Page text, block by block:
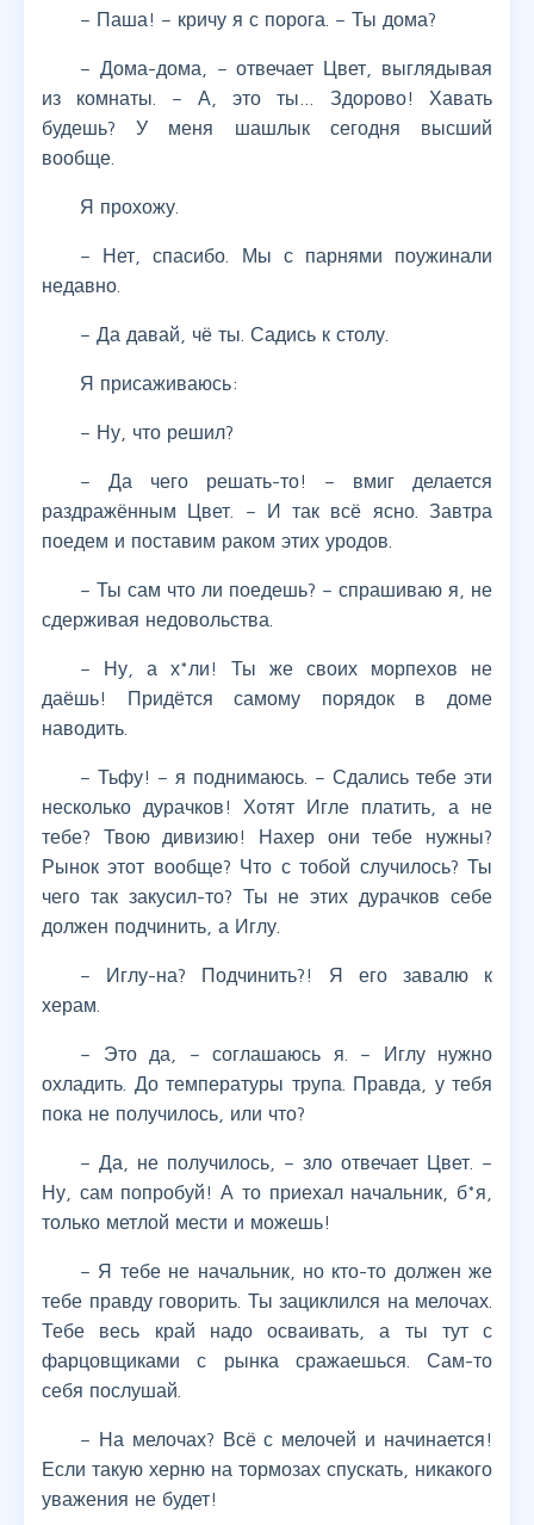
– Паша! – кричу я с порога. – Ты дома?
– Дома-дома, – отвечает Цвет, выглядывая
из комнаты. – А, это ты… Здорово! Хавать
будешь? У меня шашлык сегодня высший
вообще.
Я прохожу.
– Нет, спасибо. Мы с парнями поужинали
недавно.
– Да давай, чё ты. Садись к столу.
Я присаживаюсь:
– Ну, что решил?
– Да чего решать-то! – вмиг делается
раздражённым Цвет. – И так всё ясно. Завтра
поедем и поставим раком этих уродов.
– Ты сам что ли поедешь? – спрашиваю я, не
сдерживая недовольства.
– Ну, а х*ли! Ты же своих морпехов не
даёшь! Придётся самому порядок в доме
наводить.
– Тьфу! – я поднимаюсь. – Сдались тебе эти
несколько дурачков! Хотят Игле платить, а не
тебе? Твою дивизию! Нахер они тебе нужны?
Рынок этот вообще? Что с тобой случилось? Ты
чего так закусил-то? Ты не этих дурачков себе
должен подчинить, а Иглу.
– Иглу-на? Подчинить?! Я его завалю к
херам.
– Это да, – соглашаюсь я. – Иглу нужно
охладить. До температуры трупа. Правда, у тебя
пока не получилось, или что?
– Да, не получилось, – зло отвечает Цвет. –
Ну, сам попробуй! А то приехал начальник, б*я,
только метлой мести и можешь!
– Я тебе не начальник, но кто-то должен же
тебе правду говорить. Ты зациклился на мелочах.
Тебе весь край надо осваивать, а ты тут с
фарцовщиками с рынка сражаешься. Сам-то
себя послушай.
– На мелочах? Всё с мелочей и начинается!
Если такую херню на тормозах спускать, никакого
уважения не будет!